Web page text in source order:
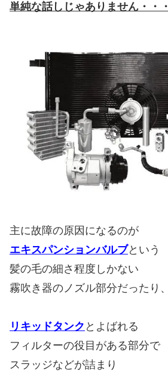
単純な話しじゃありません・・・
主に故障の原因になるのが
エキスパンションバルブという
髪の毛の細さ程度しかない
霧吹き器のノズル部分だったり、
リキッドタンク とよばれる
フィルターの役目がある部分で
スラッジなどが詰まり